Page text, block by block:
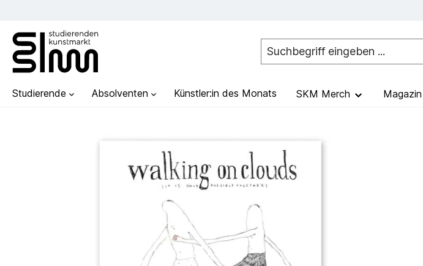
Studierende Absolventen Künstler:in des Monats SKM Merch Magazin